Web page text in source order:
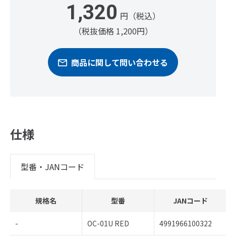
1,320 円（税込）
（税抜価格 1,200円）
商品に関して問い合わせる
仕様
型番・JANコード
規格名 型番 JANコード
- OC-01U RED 4991966100322